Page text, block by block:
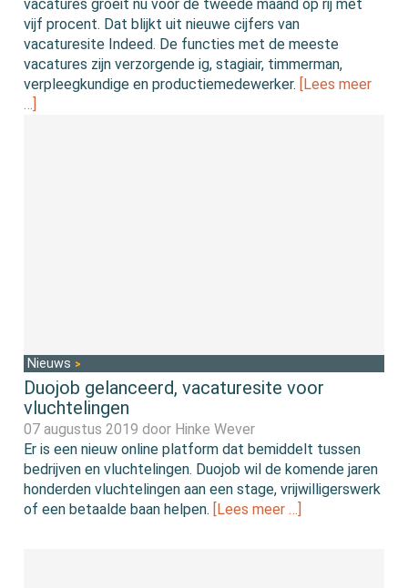
vacatures groeit nu voor de tweede maand op rij met
vijf procent. Dat blijkt uit nieuwe cijfers van
vacaturesite Indeed. De functies met de meeste
vacatures zijn verzorgende ig, stagiair, timmerman,
verpleegkundige en productiemedewerker.
[Lees meer
…]
Nieuws
Duojob gelanceerd, vacaturesite voor
vluchtelingen
07 augustus 2019 door Hinke Wever
Er is een nieuw online platform dat bemiddelt tussen
bedrijven en vluchtelingen. Duojob wil de komende jaren
honderden vluchtelingen aan een stage, vrijwilligerswerk
of een betaalde baan helpen. [Lees meer …]